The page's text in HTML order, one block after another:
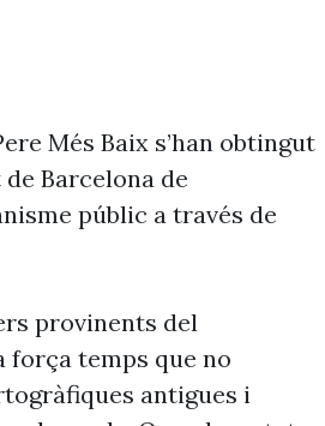
Més Baix s’han obtingut
Barcelona de
públic a través de
provinents del
força temps que no
antigues i